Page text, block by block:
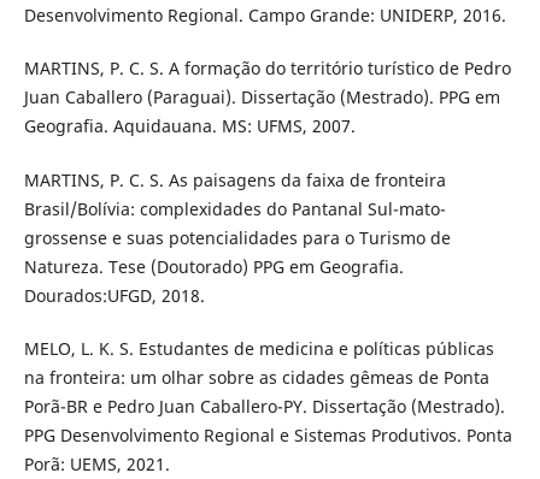
Desenvolvimento Regional. Campo Grande: UNIDERP, 2016.
MARTINS, P. C. S. A formação do território turístico de Pedro
Juan Caballero (Paraguai). Dissertação (Mestrado). PPG em
Geografia. Aquidauana. MS: UFMS, 2007.
MARTINS, P. C. S. As paisagens da faixa de fronteira
Brasil/Bolívia: complexidades do Pantanal Sul-mato-
grossense e suas potencialidades para o Turismo de
Natureza. Tese (Doutorado) PPG em Geografia.
Dourados:UFGD, 2018.
MELO, L. K. S. Estudantes de medicina e políticas públicas
na fronteira: um olhar sobre as cidades gêmeas de Ponta
Porã-BR e Pedro Juan Caballero-PY. Dissertação (Mestrado).
PPG Desenvolvimento Regional e Sistemas Produtivos. Ponta
Porã: UEMS, 2021.